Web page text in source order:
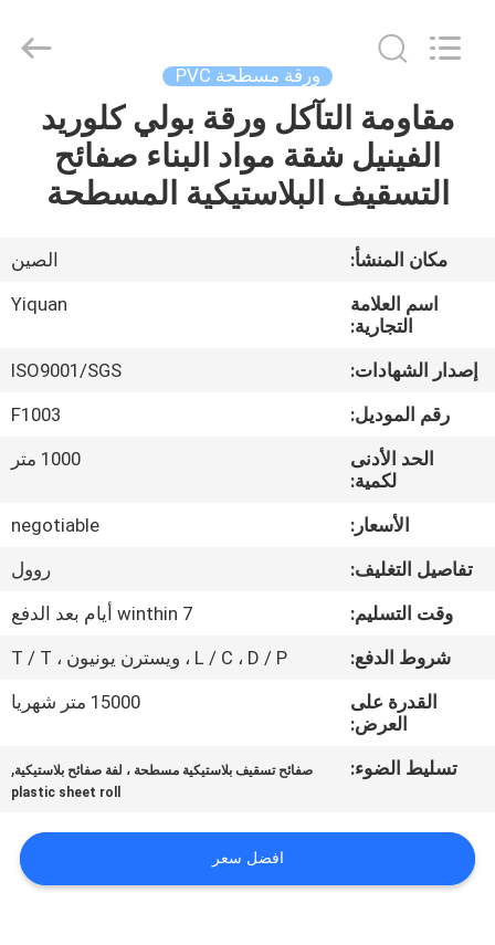
الصفحة
الرئيسية
معلومات
جولة
مراقبة
الجودة
اتصل
BLOG
اطلب
اقتباس
Building
Material
Reserved.
ورقة مسطحة PVC
مقاومة التآكل ورقة بولي كلوريد
الفينيل شقة مواد البناء صفائح
التسقيف البلاستيكية المسطحة
مكان المنشأ:
الصين
اسم العلامة
التجارية:
Yiquan
إصدار الشهادات:
ISO9001/SGS
رقم الموديل:
F1003
الحد الأدنى
لكمية:
1000 متر
الأسعار:
negotiable
تفاصيل التغليف:
روول
وقت التسليم:
winthin 7 أيام بعد الدفع
شروط الدفع:
L / C ، D / P ، ويسترن يونيون ، T / T
القدرة على
العرض:
15000 متر شهريا
تسليط الضوء: صفائح تسقيف بلاستيكية مسطحة ، لفة صفائح بلاستيكية,
plastic sheet roll
افضل سعر